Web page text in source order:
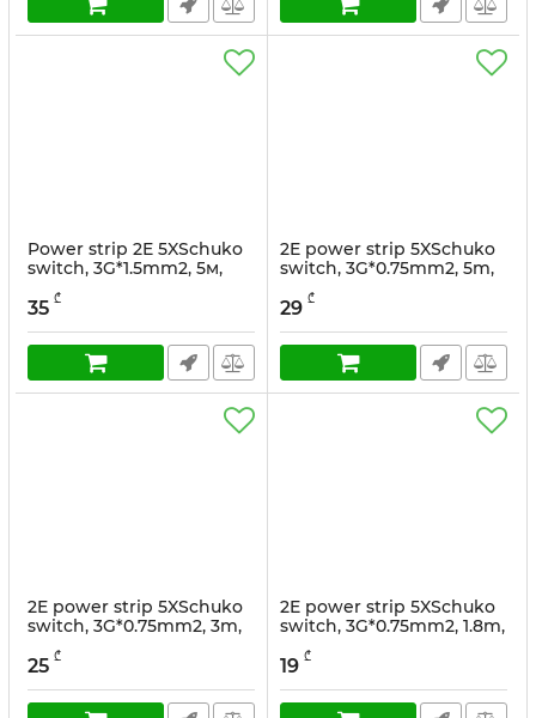
Power strip 2E 5XSchuko
switch, 3G*1.5mm2, 5м,
white
სასაქონლო კოდი:
35 ₾
2E power strip 5XSchuko
switch, 3G*0.75mm2, 5m,
Black
სასაქონლო კოდი:
29 ₾
2E power strip 5XSchuko
switch, 3G*0.75mm2, 3m,
Black
სასაქონლო კოდი:
25 ₾
2E power strip 5XSchuko
switch, 3G*0.75mm2, 1.8m,
Black
სასაქონლო კოდი:
19 ₾